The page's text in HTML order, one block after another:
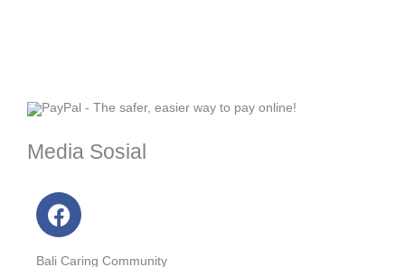
Media Sosial
F
a
Bali Caring Community